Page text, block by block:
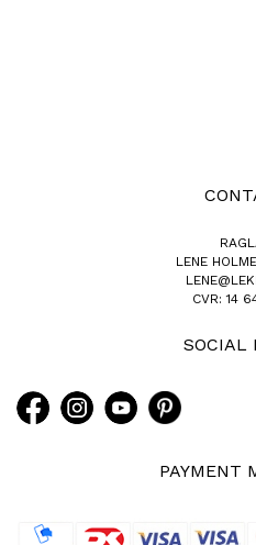
LENE
CVR: 14
SOCIAL
PAYMENT